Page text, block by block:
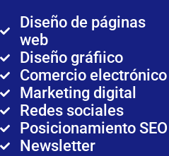
Diseño de páginas
web
Diseño gráfiico
Comercio electrónico
Marketing digital
Redes sociales
Posicionamiento SEO
Newsletter